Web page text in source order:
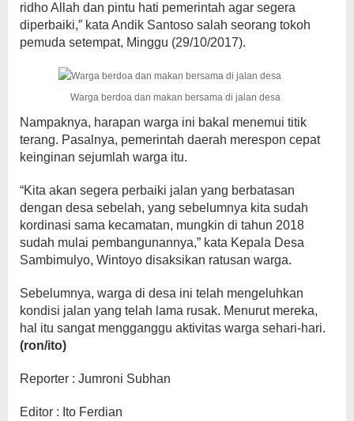
ridho Allah dan pintu hati pemerintah agar segera
diperbaiki,” kata Andik Santoso salah seorang tokoh
pemuda setempat, Minggu (29/10/2017).
Warga berdoa dan makan bersama di jalan desa
Nampaknya, harapan warga ini bakal menemui titik
terang. Pasalnya, pemerintah daerah merespon cepat
keinginan sejumlah warga itu.
“Kita akan segera perbaiki jalan yang berbatasan
dengan desa sebelah, yang sebelumnya kita sudah
kordinasi sama kecamatan, mungkin di tahun 2018
sudah mulai pembangunannya,” kata Kepala Desa
Sambimulyo, Wintoyo disaksikan ratusan warga.
Sebelumnya, warga di desa ini telah mengeluhkan
kondisi jalan yang telah lama rusak. Menurut mereka,
hal itu sangat mengganggu aktivitas warga sehari-hari.
(ron/ito)
Reporter : Jumroni Subhan
Editor : Ito Ferdian